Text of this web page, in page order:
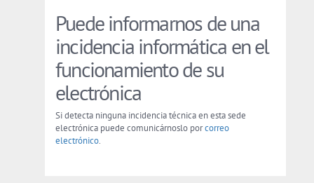
Puede informarnos de una
incidencia informática en el
funcionamiento de su
electrónica
Si detecta ninguna incidencia técnica en esta sede
electrónica puede comunicárnoslo porcorreo
electrónico.